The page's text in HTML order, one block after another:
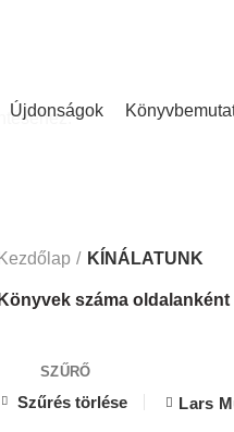
Újdonságok
Kezdőlap KÍNÁLATUNK
Könyvek száma oldalanként
SZŰRŐ
Szűrés törlése Lars